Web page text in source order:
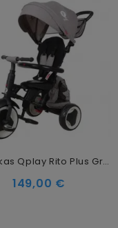
Triratukas Qplay Rito Plus Grey
149,00 €